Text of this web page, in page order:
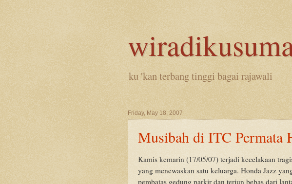
ku 'kan terbang tinggi bagai rajawali
Friday, May 18, 2007
Musibah di ITC Permata
Kamis kemarin (17/05/07) terjadi kecelakaan
yang menewaskan satu keluarga. Honda Jazz
pembatas gedung parkir dan terjun bebas dari